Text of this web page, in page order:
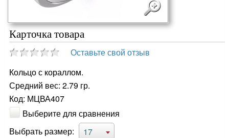
Карточка товара
Оставьте свой отзыв
Кольцо с кораллом.
Средний вес: 2.79 гр.
Код: МЦВА407
Выберите для сравнения
Выбрать размер:
17